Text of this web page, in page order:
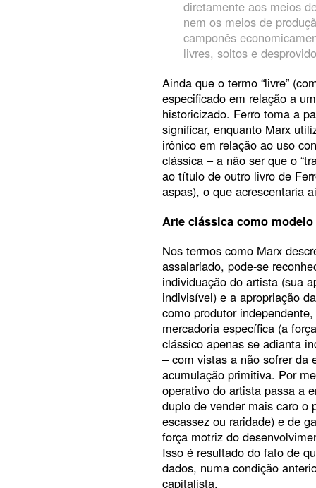
diretamente aos meios
nem os meios de
camponês
livres, soltos e
Ainda que o termo “livre”
especificado em relação a
historicizado. Ferro toma a
significar, enquanto Marx
irônico em relação ao uso
clássica – a não ser que o
ao título de outro livro de
aspas), o que acrescentaria
Arte clássica como
Nos termos como Marx
assalariado, pode-se
individuação do artista (sua
indivisível) e a apropriação
como produtor
mercadoria específica (a
clássico apenas se adianta
– com vistas a não sofrer da
acumulação primitiva. Por
operativo do artista passa a
duplo de vender mais caro o
escassez ou raridade) e de
força motriz do
Isso é resultado do fato de
dados, numa condição
capitalista.